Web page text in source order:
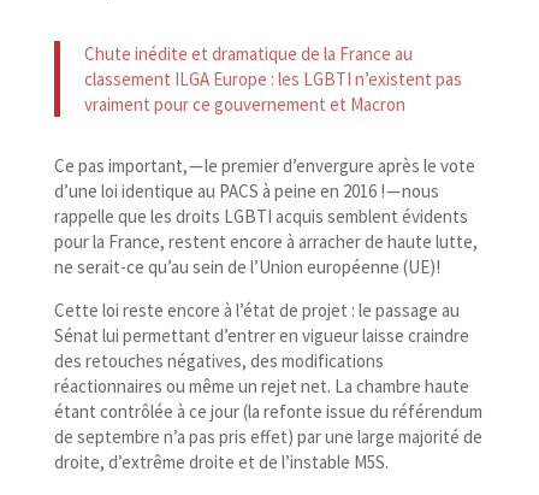
Chute inédite et dramatique de la France au
classement ILGA Europe : les LGBTI n’existent pas
vraiment pour ce gouvernement et Macron
Ce pas important, — le premier d’envergure après le vote
d’une loi identique au PACS à peine en 2016 ! — nous
rappelle que les droits LGBTI acquis semblent évidents
pour la France, restent encore à arracher de haute lutte,
ne serait-​ce qu’au sein de l’Union européenne (UE)!
Cette loi reste encore à l’état de projet : le passage au
Sénat lui permettant d’entrer en vigueur laisse craindre
des retouches négatives, des modifications
réactionnaires ou même un rejet net. La chambre haute
étant contrôlée à ce jour (la refonte issue du référendum
de septembre n’a pas pris effet) par une large majorité de
droite, d’extrême droite et de l’instable M5S.